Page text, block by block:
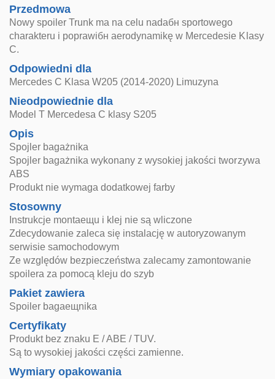
Przedmowa
Nowy spoiler Trunk ma na celu nadaбн sportowego
charakteru i poprawiбн aerodynamikę w Mercedesie Klasy
C.
Odpowiedni dla
Mercedes C Klasa W205 (2014-2020) Limuzyna
Nieodpowiednie dla
Model T Mercedesa C klasy S205
Opis
Spojler bagażnika
Spojler bagażnika wykonany z wysokiej jakości tworzywa
ABS
Produkt nie wymaga dodatkowej farby
Stosowny
Instrukcje montaещu i klej nie są wliczone
Zdecydowanie zaleca się instalację w autoryzowanym
serwisie samochodowym
Ze względów bezpieczeństwa zalecamy zamontowanie
spoilera za pomocą kleju do szyb
Pakiet zawiera
Spoiler bagaещnika
Certyfikaty
Produkt bez znaku E / ABE / TUV.
Są to wysokiej jakości części zamienne.
Wymiary opakowania